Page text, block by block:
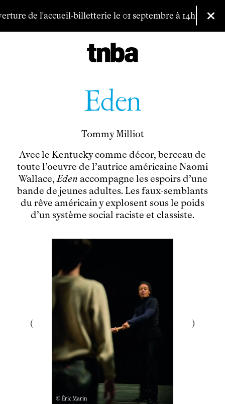
de l'accueil-billetterie le 01 septembre à 14h.Vous
Eden
Tommy Milliot
Avec le Kentucky comme décor, berceau de
toute l’oeuvre de l’autrice américaine Naomi
Wallace,Eden accompagne les espoirs d’une
bande de jeunes adultes. Les faux-semblants
du rêve américain y explosent sous le poids
d’un système social raciste et classiste.
© Éric Marin
Billetterie
Programmation
Archives
Maison de productions
Créations deFanny de Chaillé
Productions déléguées
Coproductions
Le théâtre
tnba, centre dramatique national
Artiste directrice
Artistes associé·es
Équipe
Salles
Espace partagé
Librairie
L'école